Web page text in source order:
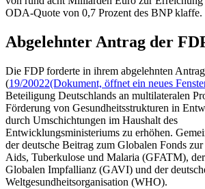
ODA-Quote von 0,7 Prozent des BNP klaffe.
Abgelehnter Antrag der
Die FDP forderte in ihrem abgelehnten Antrag
(19/20022(Dokument, öffnet ein neues
Beteiligung Deutschlands an multilateralen
Förderung von Gesundheitsstrukturen in
durch Umschichtungen im Haushalt des
Entwicklungsministeriums zu erhöhen.
der deutsche Beitrag zum Globalen Fonds
Aids, Tuberkulose und Malaria (GFATM),
Globalen Impfallianz (GAVI) und der
Weltgesundheitsorganisation (WHO).